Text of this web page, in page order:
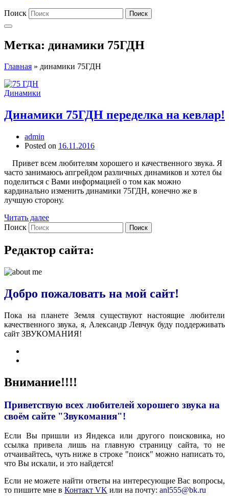
Поиск Поиск
Метка: динамики 75ГДН
Главная » динамики 75ГДН
Динамики
Динамики 75ГДН переделка на кевлар!
admin
Posted on 16.11.2016
Привет всем любителям хорошего и качественного звука. Я
часто занимаюсь апгрейдом различных динамиков и хотел бы
поделиться с Вами информацией о том как можно
кардинально изменить динамики 75ГДН, конечно же в
лучшую сторону.
Читать далее
Поиск
Поиск
Редактор сайта:
Добро пожаловать на мой сайт!
Пока на планете Земля существуют настоящие любители
качественного звука, я, Александр Левчук буду поддерживать
сайт ЗВУКОМАНИЯ!
Внимание!!!!
Приветствую всех любителей хорошего звука на
своём сайте "Звукомания"!
Если Вы пришли из Яндекса или другого поисковика, но
ссылка привела лишь на главную страницу сайта, то не
отчаивайтесь, чуть ниже в строке "поиск" можно написать то,
что Вы искали, и это найдется!
Если не можете найти ответы на интересующие Вас вопросы,
то пишите мне в Контакт VK или на почту: anl555@bk.ru